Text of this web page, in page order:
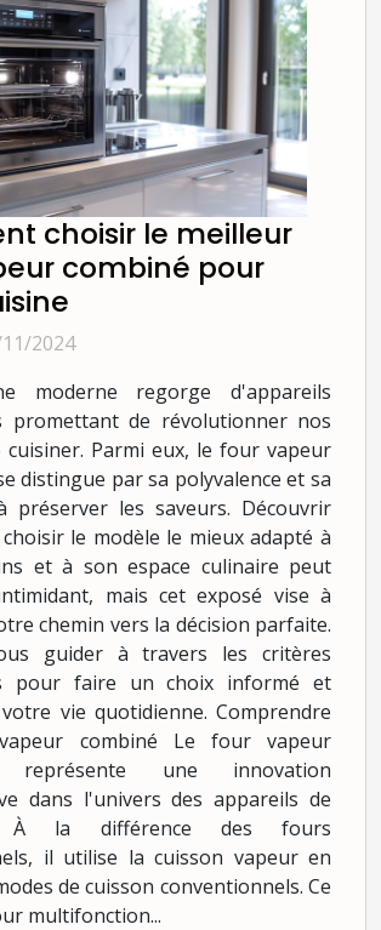
choisir le meilleur
combiné pour
2024
moderne regorge d'appareils
promettant de révolutionner nos
cuisiner. Parmi eux, le four vapeur
distingue par sa polyvalence et sa
préserver les saveurs. Découvrir
le modèle le mieux adapté à
et à son espace culinaire peut
mais cet exposé vise à
chemin vers la décision parfaite.
guider à travers les critères
pour faire un choix informé et
vie quotidienne. Comprendre
combiné Le four vapeur
représente une innovation
dans l'univers des appareils de
À la différence des fours
il utilise la cuisson vapeur en
de cuisson conventionnels. Ce
multifonction...